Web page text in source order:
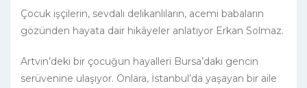
Çocuk işçilerin, sevdalı delikanlıların, acemi babaların
gözünden hayata dair hikâyeler anlatıyor Erkan Solmaz.
Artvin’deki bir çocuğun hayalleri Bursa’daki gencin
serüvenine ulaşıyor. Onlara, İstanbul’da yaşayan bir aile